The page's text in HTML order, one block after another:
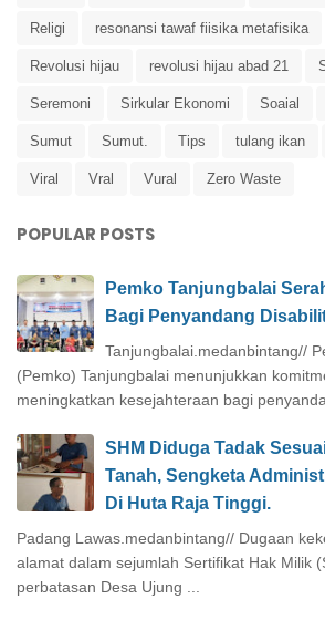
Religi resonansi tawaf fiisika metafisika
Revolusi hijau revolusi hijau abad 21
Seremoni Sirkular Ekonomi Soaial
Sumut Sumut. Tips tulang ikan
Viral Vral Vural Zero Waste
POPULAR POSTS
Pemko Tanjungbalai
Bagi Penyandang
Tanjungbalai.medanbintang//
(Pemko) Tanjungbalai menunjukkan
meningkatkan kesejahteraan bagi
SHM Diduga Tadak
Tanah, Sengketa
Di Huta Raja Tinggi.
Padang Lawas.medanbintang// Dugaan
alamat dalam sejumlah Sertifikat Hak Milik
perbatasan Desa Ujung ...